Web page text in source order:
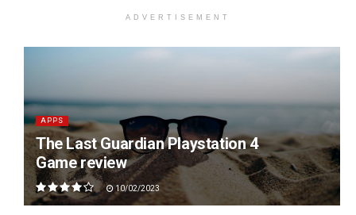
ADVERTISEMENT
APPS
The Last Guardian Playstation 4
Game review
10/02/2023